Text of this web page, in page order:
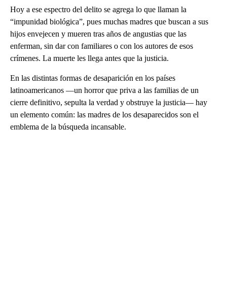
Hoy a ese espectro del delito se agrega lo que llaman la
“impunidad biológica”, pues muchas madres que buscan a sus
hijos envejecen y mueren tras años de angustias que las
enferman, sin dar con familiares o con los autores de esos
crímenes. La muerte les llega antes que la justicia.
En las distintas formas de desaparición en los países
latinoamericanos —un horror que priva a las familias de un
cierre definitivo, sepulta la verdad y obstruye la justicia— hay
un elemento común: las madres de los desaparecidos son el
emblema de la búsqueda incansable.